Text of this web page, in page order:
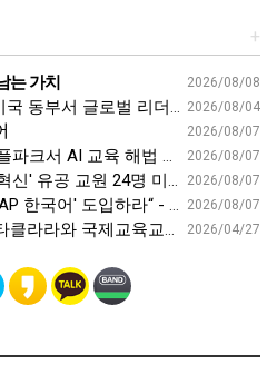
+
2026/08/08
는 가치
2026/08/04
벌 리더십 체험 - 전남인터넷신문
2026/08/07
2026/08/07
해법 찾는다 - 스트레이트뉴스
2026/08/07
원 24명 미국 연수 - 연합뉴스
2026/08/07
' 도입하라“ - 재외동포신문
2026/04/27
십 회의 개최:경인투데이뉴스 - 경인투데이뉴스